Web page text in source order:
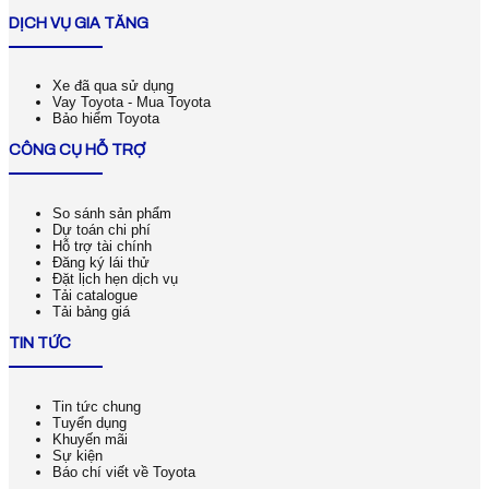
DỊCH VỤ GIA TĂNG
Xe đã qua sử dụng
Vay Toyota - Mua Toyota
Bảo hiểm Toyota
CÔNG CỤ HỖ TRỢ
So sánh sản phẩm
Dự toán chi phí
Hỗ trợ tài chính
Đăng ký lái thử
Đặt lịch hẹn dịch vụ
Tải catalogue
Tải bảng giá
TIN TỨC
Tin tức chung
Tuyển dụng
Khuyến mãi
Sự kiện
Báo chí viết về Toyota